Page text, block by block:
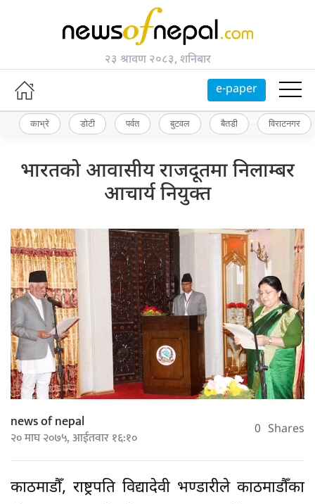
२३ श्रावण २०८३, शनिबार
e-paper
काभ्रे डोटी पर्वत बुटवल बैतडी विराटनगर
भारतको आवासीय राजदूतमा निलाम्बर
आचार्य नियुक्त
news of nepal
२० माघ २०७५, आईतवार १६:१० 0 Shares
काठमाडौँ, राष्ट्रपति विद्यादेवी भण्डारीले काठमाडौँका